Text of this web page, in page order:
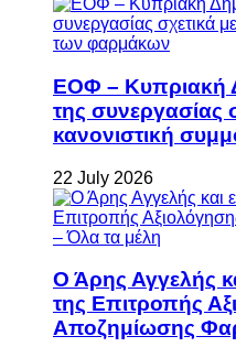
ΕΟΦ – Κυπριακή
της συνεργασίας
κανονιστική
22 July 2026
Ο Άρης Αγγελής
της Επιτροπής
Αποζημίωσης